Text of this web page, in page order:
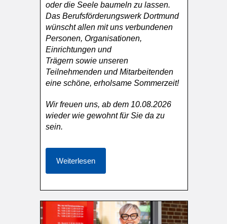
oder die Seele baumeln zu lassen.
Das Berufsförderungswerk Dortmund
wünscht allen mit uns verbundenen
Personen, Organisationen,
Einrichtungen und
Trägern sowie unseren
Teilnehmenden und Mitarbeitenden
eine schöne, erholsame Sommerzeit!
Wir freuen uns, ab dem 10.08.2026
wieder wie gewohnt für Sie da zu
sein.
Weiterlesen